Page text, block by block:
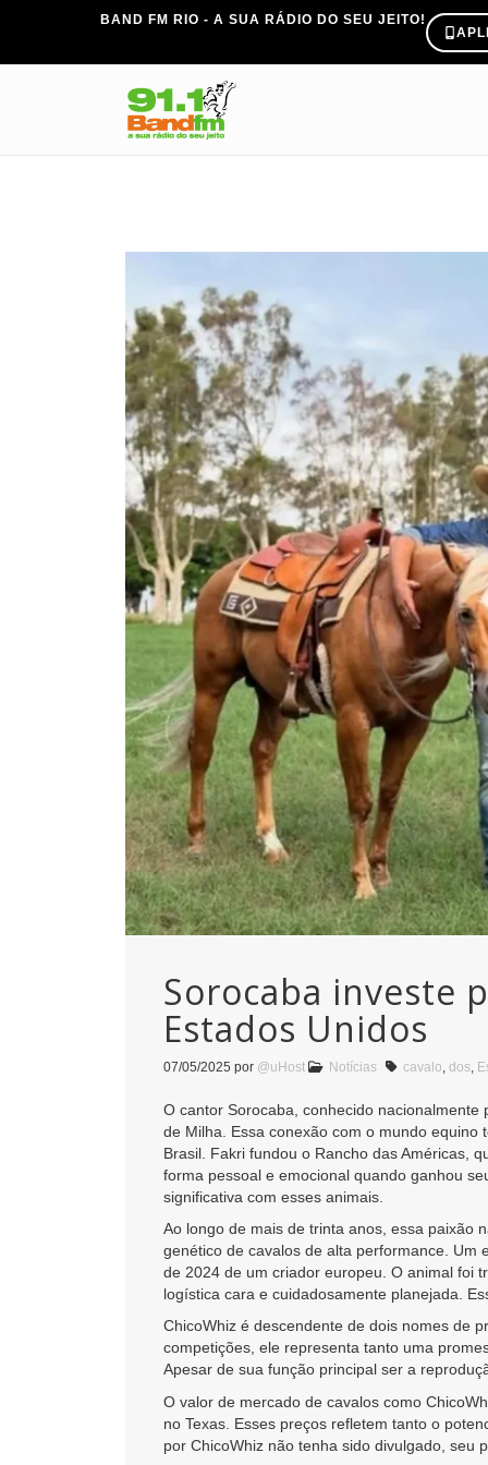
BAND FM RIO - A SUA RÁDIO DO SEU JEITO!
Sorocaba investe
Estados Unidos
07/05/2025 por @uHost Notícias cavalo dos
O cantor Sorocaba, conhecido
de Milha. Essa conexão com o mundo
Brasil. Fakri fundou o Rancho das Américas,
forma pessoal e emocional quando ganhou
significativa com esses animais.
Ao longo de mais de trinta anos, essa paixão
genético de cavalos de alta performance. Um
de 2024 de um criador europeu. O animal foi
logística cara e cuidadosamente planejada.
ChicoWhiz é descendente de dois nomes de
competições, ele representa tanto uma
Apesar de sua função principal ser a
O valor de mercado de cavalos como
no Texas. Esses preços refletem tanto o
por ChicoWhiz não tenha sido divulgado, seu